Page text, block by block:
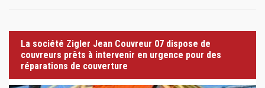
La société Zigler Jean Couvreur 07 dispose de
couvreurs prêts à intervenir en urgence pour des
réparations de couverture